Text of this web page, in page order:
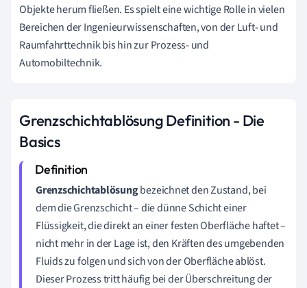
Objekte herum fließen. Es spielt eine wichtige Rolle in vielen
Bereichen der Ingenieurwissenschaften, von der Luft- und
Raumfahrttechnik bis hin zur Prozess- und
Automobiltechnik.
Grenzschichtablösung Definition - Die
Basics
Grenzschichtablösungbezeichnet den Zustand, bei
dem die Grenzschicht – die dünne Schicht einer
Flüssigkeit, die direkt an einer festen Oberfläche haftet –
nicht mehr in der Lage ist, den Kräften des umgebenden
Fluids zu folgen und sich von der Oberfläche ablöst.
Dieser Prozess tritt häufig bei der Überschreitung der